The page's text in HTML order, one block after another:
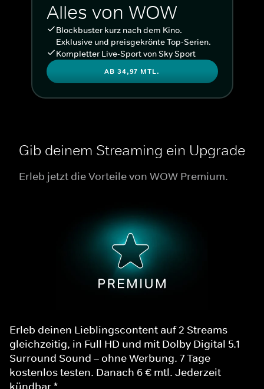
Alles von WOW
Blockbuster kurz nach dem Kino.
Exklusive und preisgekrönte Top-Serien.
Kompletter Live-Sport von Sky Sport
AB 34,97 MTL.
Gib deinem Streaming ein Upgrade
Erleb jetzt die Vorteile von WOW Premium.
Erleb deinen Lieblingscontent auf 2 Streams
gleichzeitig, in Full HD und mit Dolby Digital 5.1
Surround Sound – ohne Werbung. 7 Tage
kostenlos testen. Danach 6 € mtl. Jederzeit